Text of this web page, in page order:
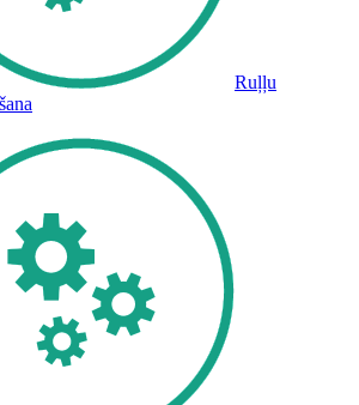
Ruļļu